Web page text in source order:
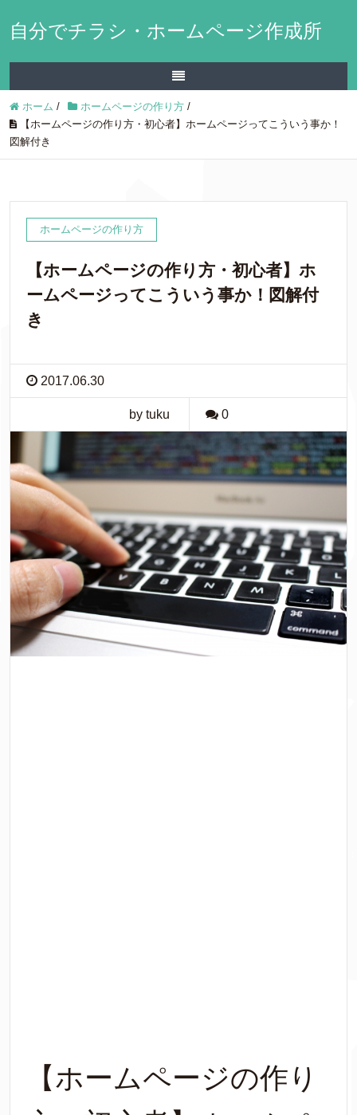
自分でチラシ・ホームページ作成所
ホーム / ホームページの作り方 /
【ホームページの作り方・初心者】ホームページってこういう事か！
図解付き
ホームページの作り方
【ホームページの作り方・初心者】ホ
ームページってこういう事か！図解付
き
2017.06.30
by tuku 0
【ホームページの作り